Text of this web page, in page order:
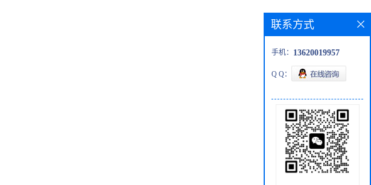
联系方式
手机： 13620019957
Q Q：